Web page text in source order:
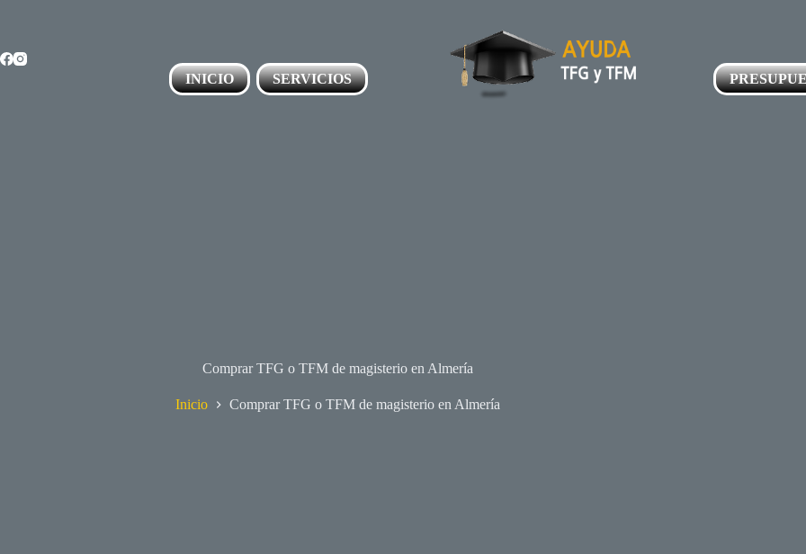
INICIO SERVICIOS
Comprar TFG o TFM de magisterio en Almería
Inicio Comprar TFG o TFM de magisterio en Almería